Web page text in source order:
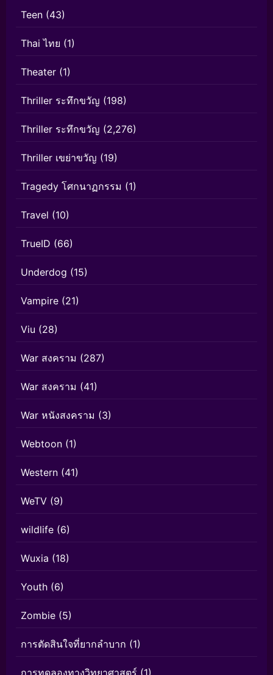
Teen (43)
Thai ไทย (1)
Theater (1)
Thriller ระทึกขวัญ (198)
Thriller ระทึกขวัญ (2,276)
Thriller เขย่าขวัญ (19)
Tragedy โศกนาฏกรรม (1)
Travel (10)
TrueID (66)
Underdog (15)
Vampire (21)
Viu (28)
War สงคราม (287)
War สงคราม (41)
War หนังสงคราม (3)
Webtoon (1)
Western (41)
WeTV (9)
wildlife (6)
Wuxia (18)
Youth (6)
Zombie (5)
การตัดสินใจที่ยากลำบาก (1)
การทดลองทางวิทยาศาสตร์ (1)